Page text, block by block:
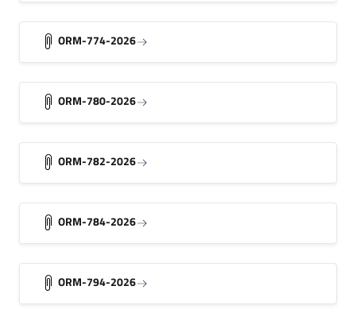
ORM-774-2026
ORM-780-2026
ORM-782-2026
ORM-784-2026
ORM-794-2026